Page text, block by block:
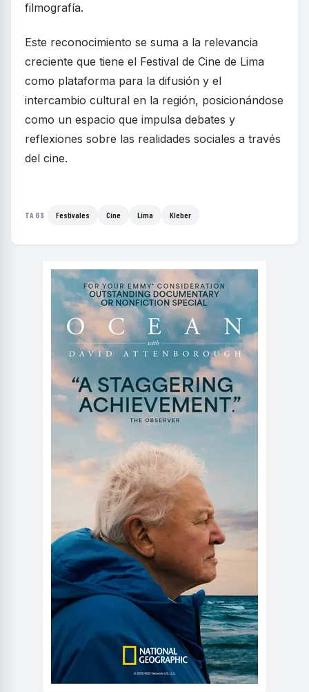
filmografía.
Este reconocimiento se suma a la relevancia
creciente que tiene el Festival de Cine de Lima
como plataforma para la difusión y el
intercambio cultural en la región, posicionándose
como un espacio que impulsa debates y
reflexiones sobre las realidades sociales a través
del cine.
TAGS Festivales Cine Lima Kleber